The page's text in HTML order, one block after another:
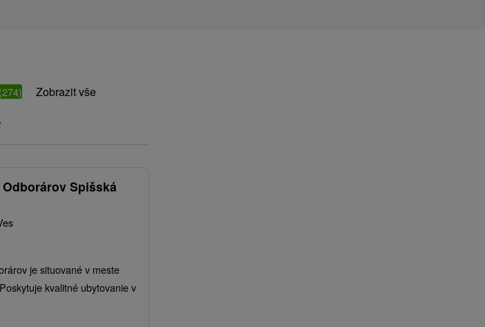
(274) Zobrazit vše
Spišská
je situované v meste
kvalitné ubytovanie v